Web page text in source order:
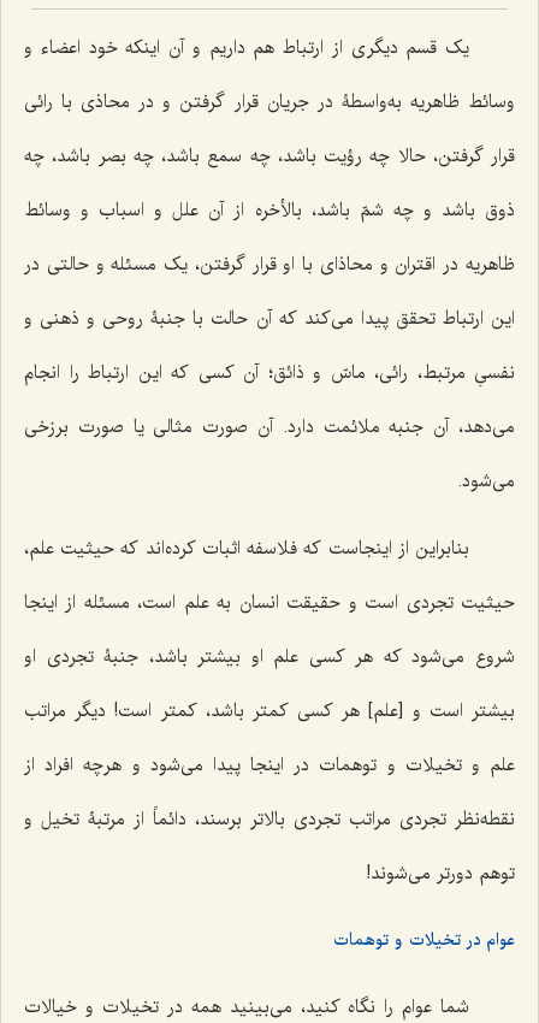
یک قسم دیگری از ارتباط هم داریم و آن اینکه خود اعضاء و
وسائط ظاهریه به‌واسطۀ در جریان قرار گرفتن و در محاذی با رائی
قرار گرفتن، حالا چه رؤیت باشد، چه سمع باشد، چه بصر باشد، چه
ذوق باشد و چه شمّ باشد، بالأخره از آن علل و اسباب و وسائط
ظاهریه در اقتران و محاذای با او قرار گرفتن، یک مسئله و حالتی در
این ارتباط تحقق پیدا می‌کند که آن حالت با جنبۀ روحی و ذهنی و
نفسیِ مرتبط، رائی، ماسّ و ذائق؛ آن کسی که این ارتباط را انجام
می‌دهد، آن جنبه ملائمت دارد. آن صورت مثالی یا صورت برزخی
می‌شود.
بنابراین از اینجاست که فلاسفه اثبات کرده‌اند که حیثیت علم،
حیثیت تجردی است و حقیقت انسان به علم است، مسئله از اینجا
شروع می‌شود که هر کسی علم او بیشتر باشد، جنبۀ تجردی او
بیشتر است و [علم] هر کسی کمتر باشد، کمتر است! دیگر مراتب
علم و تخیلات و توهمات در اینجا پیدا می‌شود و هرچه افراد از
نقطه‌نظر تجردی مراتب تجردی بالاتر برسند، دائماً از مرتبۀ تخیل و
توهم دورتر می‌شوند!
عوام در تخیلات و توهمات
شما عوام را نگاه کنید، می‌بینید همه در تخیلات و خیالات